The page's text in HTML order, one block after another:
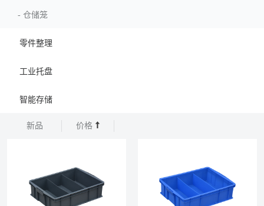
- 仓储笼
零件整理
工业托盘
智能存储
新品 价格